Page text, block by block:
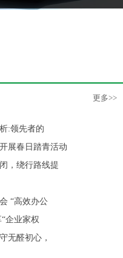
更多>>
:领先者的
展春日踏青活动
，绕行路线提
“高效办公
企业家权
无醛初心，